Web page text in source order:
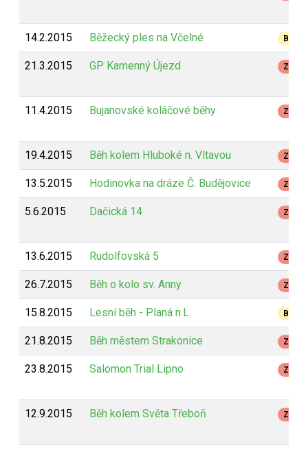
14.2.2015 Běžecký ples na Včelné B
21.3.2015 GP Kamenný Újezd Z
11.4.2015 Bujanovské koláčové běhy Z
19.4.2015 Běh kolem Hluboké n. Vltavou Z
13.5.2015 Hodinovka na dráze Č. Budějovice Z
5.6.2015 Dačická 14 Z
13.6.2015 Rudolfovská 5 Z
26.7.2015 Běh o kolo sv. Anny Z
15.8.2015 Lesní běh - Planá n.L. B
21.8.2015 Běh městem Strakonice Z
23.8.2015 Salomon Trial Lipno Z
12.9.2015 Běh kolem Světa Třeboň Z